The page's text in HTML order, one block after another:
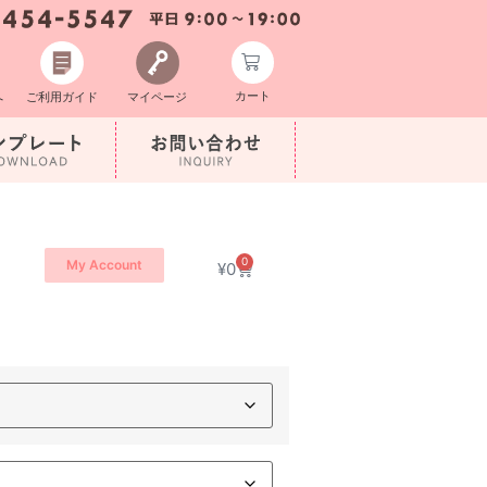
ご利用ガイド マイページ カート
My Account ¥0 0